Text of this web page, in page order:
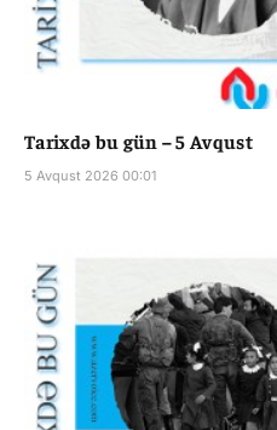
Tarixdə bu gün – 5 Avqust
5 Avqust 2026 00:01